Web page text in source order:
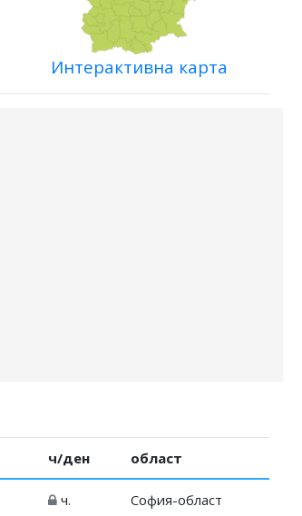
Интерактивна карта
ч/ден област
ч. София-област